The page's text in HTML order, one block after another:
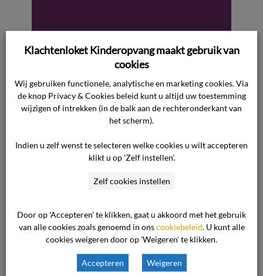
omst
gerechtvaardigd:
dochter
consument heeft
specialistische
opvang nodig
Waar gaat de uitspraak over De ondernemer
heeft de opvangovereenkomst van de dochter
Klachtenloket Kinderopvang maakt gebruik van
cookies
Wij gebruiken functionele, analytische en marketing cookies. Via
de knop Privacy & Cookies beleid kunt u altijd uw toestemming
wijzigen of intrekken (in de balk aan de rechteronderkant van
het scherm).
Indien u zelf wenst te selecteren welke cookies u wilt accepteren
klikt u op 'Zelf instellen'.
Zelf cookies instellen
Door op 'Accepteren' te klikken, gaat u akkoord met het gebruik
van alle cookies zoals genoemd in onscookiebeleid. U kunt alle
cookies weigeren door op 'Weigeren' te klikken.
Accepteren Weigeren